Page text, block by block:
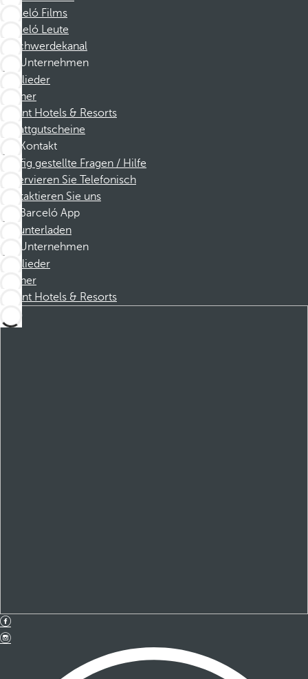
Barceló Films
Barceló Leute
Beschwerdekanal
Unternehmen
Mitglieder
Partner
Dorint Hotels & Resorts
Rabattgutscheine
Kontakt
Häufig gestellte Fragen / Hilfe
Reservieren Sie Telefonisch
Kontaktieren Sie uns
Barceló App
Herunterladen
Unternehmen
Mitglieder
Partner
Dorint Hotels & Resorts